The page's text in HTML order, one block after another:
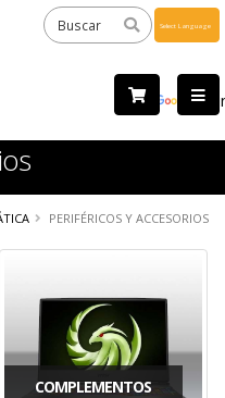
by
PERIFÉRICOS Y ACCESORIOS
COMPLEMENTOS